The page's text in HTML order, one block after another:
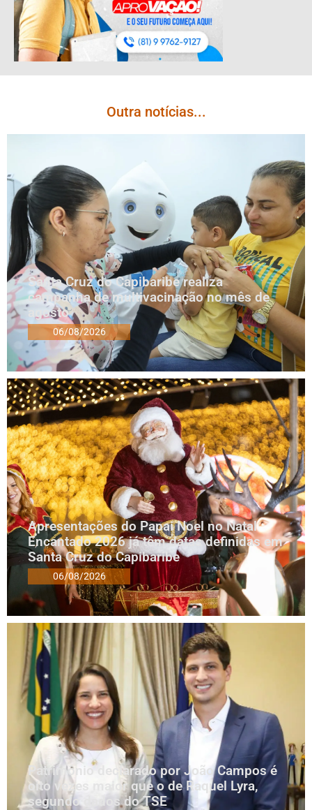
Outra notícias...
Santa Cruz do Capibaribe realiza
campanha de multivacinação no mês de
agosto
06/08/2026
Apresentações do Papai Noel no Natal
Encantado 2026 já têm datas definidas em
Santa Cruz do Capibaribe
06/08/2026
Patrimônio declarado por João Campos é
oito vezes maior que o de Raquel Lyra,
segundo dados do TSE